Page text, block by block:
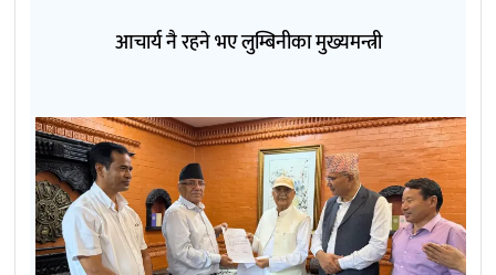
आचार्य नै रहने भए लुम्बिनीका मुख्यमन्त्री